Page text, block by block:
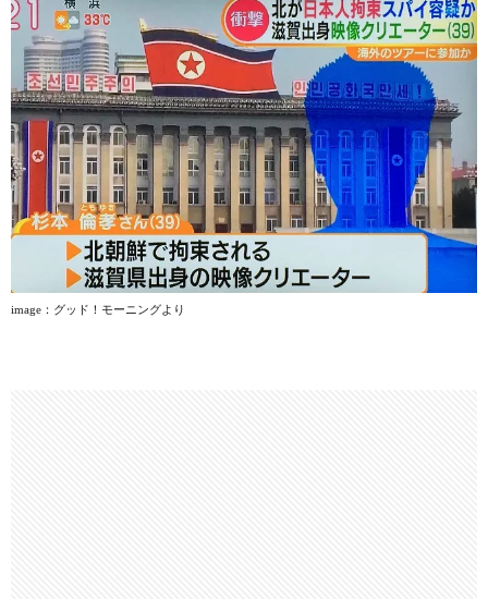
image ：グッド！モーニングより